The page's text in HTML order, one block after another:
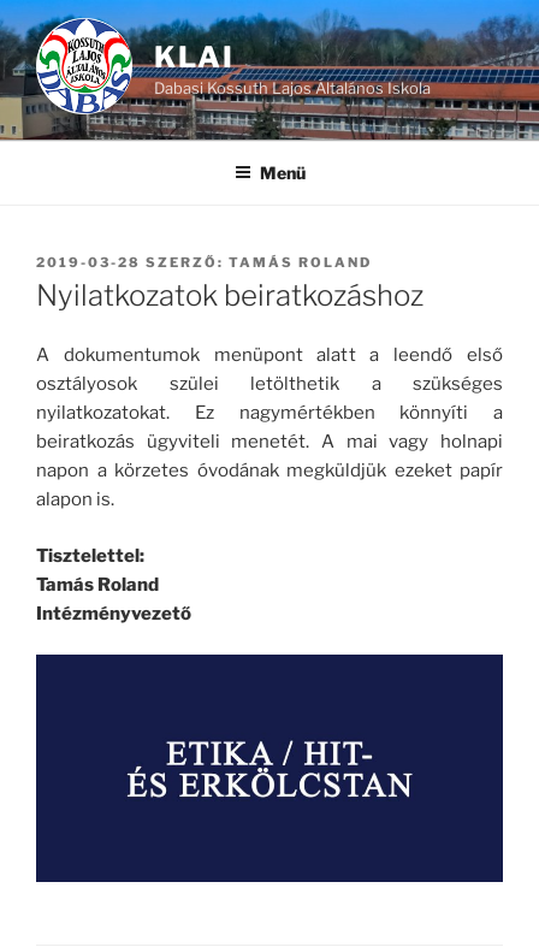
Tartalomhoz
KLAI
Dabasi Kossuth Lajos Általános Iskola
Menü
BEKÜLDVE:
2019-03-28 SZERZŐ: TAMÁS ROLAND
Nyilatkozatok beiratkozáshoz
A dokumentumok menüpont alatt a leendő első
osztályosok szülei letölthetik a szükséges
nyilatkozatokat. Ez nagymértékben könnyíti a
beiratkozás ügyviteli menetét. A mai vagy holnapi
napon a körzetes óvodának megküldjük ezeket papír
alapon is.
Tisztelettel:
Tamás Roland
Intézményvezető